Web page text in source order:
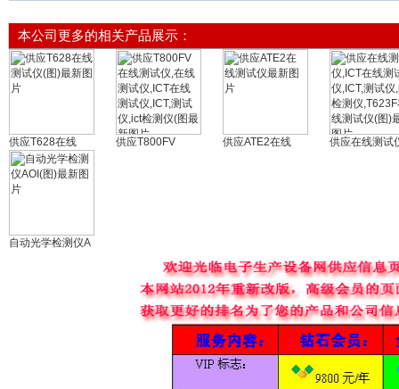
本公司更多的相关产品展示：
供应T628在线 供应T800FV 供应ATE2在线 供应在线测试
自动光学检测仪A